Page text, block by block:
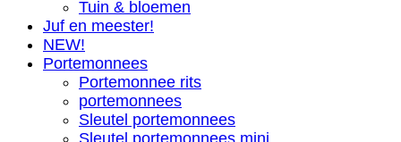
Tuin & bloemen
Juf en meester!
NEW!
Portemonnees
Portemonnee rits
portemonnees
Sleutel portemonnees